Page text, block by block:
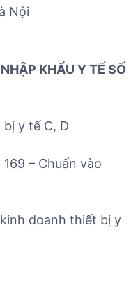
Nội
KHẨU Y TẾ SỐ
y tế C, D
– Chuẩn vào
doanh thiết bị y